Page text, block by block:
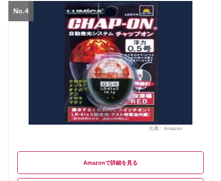
No.4
出典： Amazon
Amazon